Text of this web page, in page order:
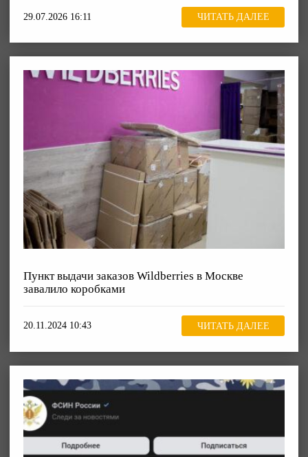
29.07.2026 16:11 ЧИТАТЬ ДАЛЕЕ
Пункт выдачи заказов Wildberries в Москве
завалило коробками
20.11.2024 10:43 ЧИТАТЬ ДАЛЕЕ